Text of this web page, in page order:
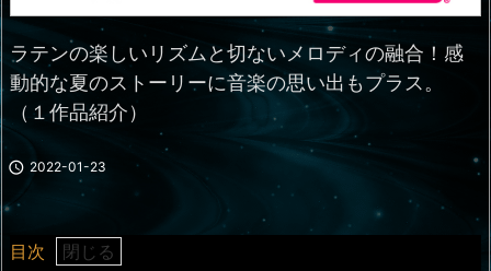
ラテンの楽しいリズムと切ないメロディの融合！感
動的な夏のストーリーに音楽の思い出もプラス。
（１作品紹介）
 2022-01-23
目次